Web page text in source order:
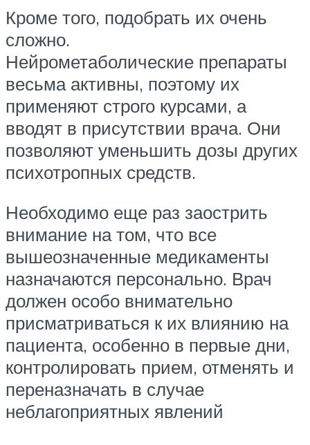
Кроме того, подобрать их очень
сложно.
Нейрометаболические препараты
весьма активны, поэтому их
применяют строго курсами, а
вводят в присутствии врача. Они
позволяют уменьшить дозы других
психотропных средств.
Необходимо еще раз заострить
внимание на том, что все
вышеозначенные медикаменты
назначаются персонально. Врач
должен особо внимательно
присматриваться к их влиянию на
пациента, особенно в первые дни,
контролировать прием, отменять и
переназначать в случае
неблагоприятных явлений